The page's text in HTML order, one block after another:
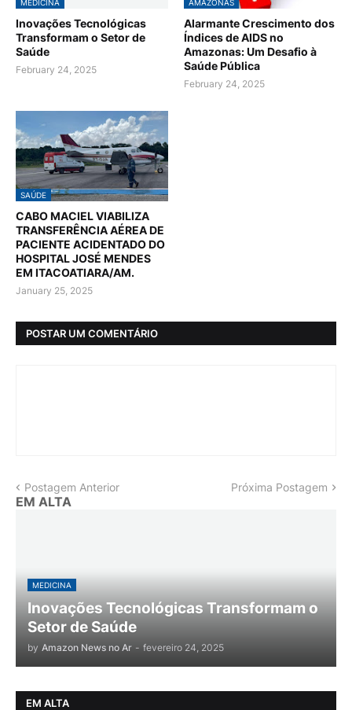
MEDICINA
Inovações Tecnológicas
Transformam o Setor de
Saúde
February 24, 2025
AMAZONAS
Alarmante Crescimento dos
Índices de AIDS no
Amazonas: Um Desafio à
Saúde Pública
February 24, 2025
SAÚDE
CABO MACIEL VIABILIZA
TRANSFERÊNCIA AÉREA DE
PACIENTE ACIDENTADO DO
HOSPITAL JOSÉ MENDES
EM ITACOATIARA/AM.
January 25, 2025
POSTAR UM COMENTÁRIO
Postagem Anterior Próxima Postagem
EM ALTA
MEDICINA
Inovações Tecnológicas Transformam o
Setor de Saúde
by Amazon News no Ar - fevereiro 24, 2025
EM ALTA